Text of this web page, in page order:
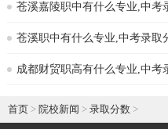
苍溪嘉陵职中有什么专业,中考
苍溪职中有什么专业,中考录取
成都财贸职高有什么专业,中考
首页 > 院校新闻 > 录取分数 >